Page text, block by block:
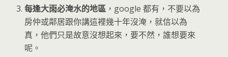
每逢大雨必淹水的地區 ，google 都有，不要以為
房仲或鄰居跟你講這裡幾十年沒淹，就信以為
真，他們只是故意沒想起來，要不然，誰想要來
呢。